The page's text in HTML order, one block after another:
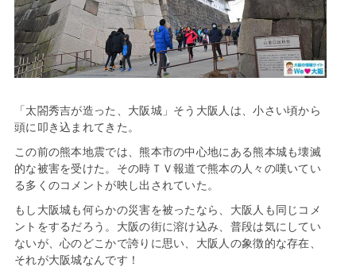
「太閤秀吉が造った、大阪城」そう大阪人は、小さい頃から
頭に叩き込まれてきた。
この前の熊本地震では、熊本市の中心地にある熊本城も壊滅
的な被害を受けた。その時ＴＶ報道で熊本の人々の嘆いてい
る多くのコメントが映し出されていた。
もし大阪城も何らかの災害を被ったなら、大阪人も同じコメ
ントをするだろう。大阪の街に溶け込み、普段は気にしてい
ないが、心のどこかで誇りに思い、大阪人の象徴的な存在、
それが大阪城なんです！